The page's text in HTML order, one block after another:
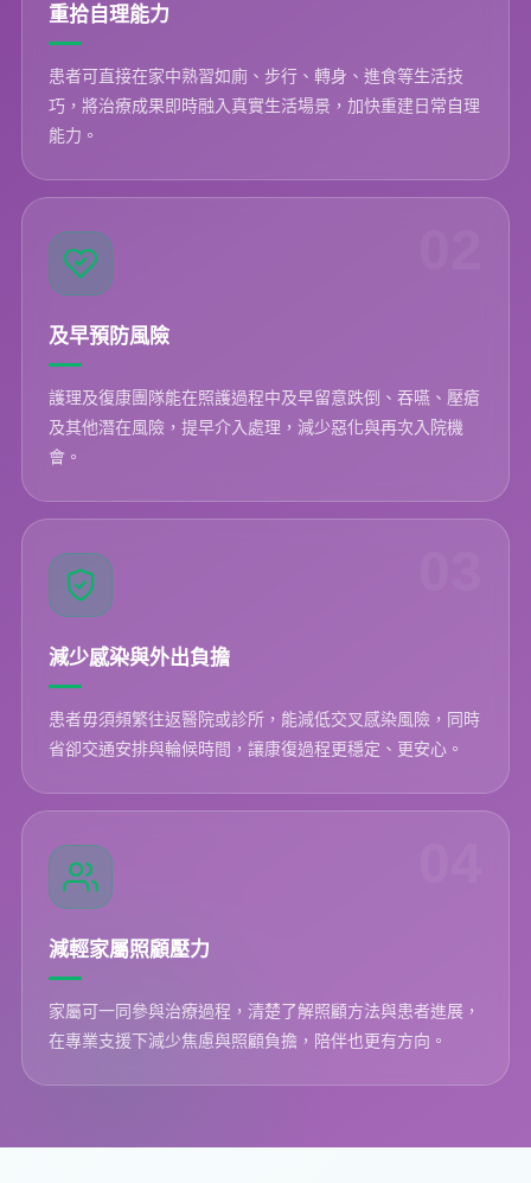
重拾自理能力
患者可直接在家中熟習如廁、步行、轉身、進食等生活技
巧，將治療成果即時融入真實生活場景，加快重建日常自理
能力。
及早預防風險
護理及復康團隊能在照護過程中及早留意跌倒、吞嚥、壓瘡
及其他潛在風險，提早介入處理，減少惡化與再次入院機
會。
減少感染與外出負擔
患者毋須頻繁往返醫院或診所，能減低交叉感染風險，同時
省卻交通安排與輪候時間，讓康復過程更穩定、更安心。
減輕家屬照顧壓力
家屬可一同參與治療過程，清楚了解照顧方法與患者進展，
在專業支援下減少焦慮與照顧負擔，陪伴也更有方向。